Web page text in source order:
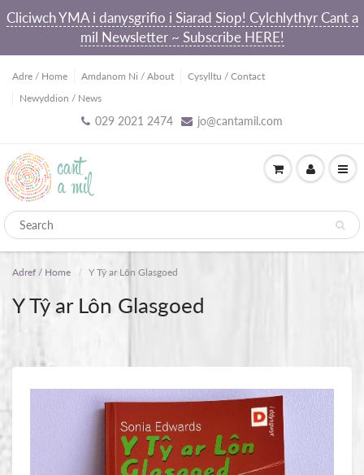
Cliciwch YMA i danysgrifio i Siarad Siop! Cylchlythyr Cant a
mil Newsletter ~ Subscribe HERE!
Adre / Home Amdanom Ni / About
Cysylltu / Contact
Newyddion / News
029 2021 2474 jo@cantamil.com
Adref / Home Y Tŷ ar Lôn Glasgoed
Y Tŷ ar Lôn Glasgoed